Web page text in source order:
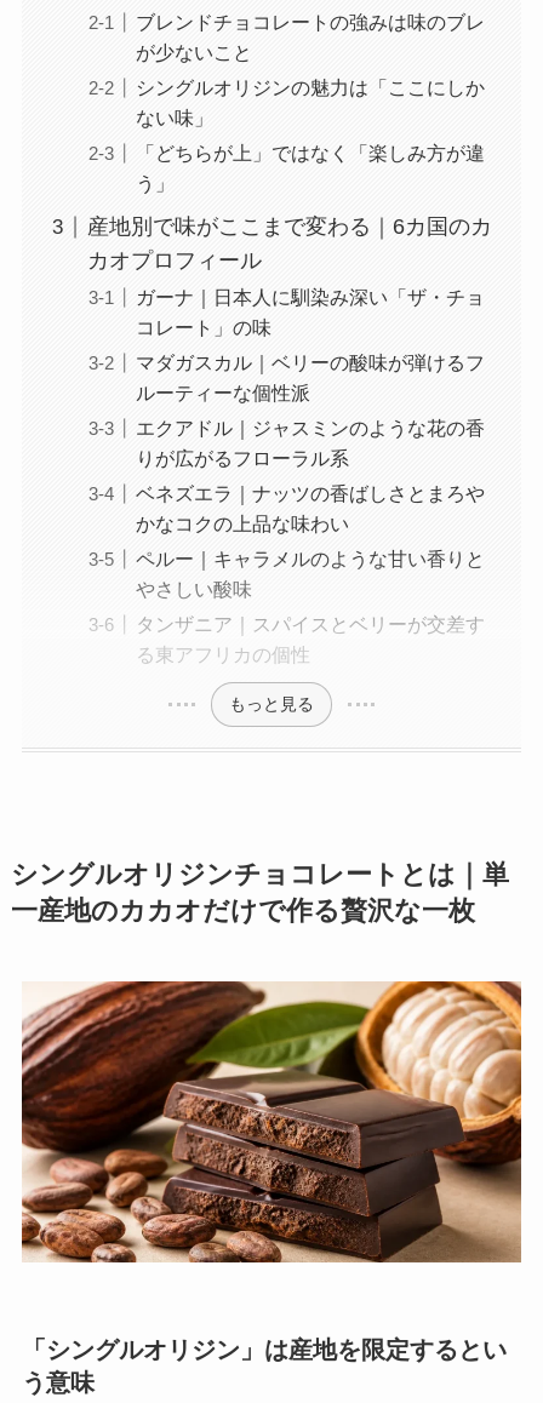
ブレンドチョコレートの強みは味のブレ
が少ないこと
シングルオリジンの魅力は「ここにしか
ない味」
「どちらが上」ではなく「楽しみ方が違
う」
産地別で味がここまで変わる｜6カ国のカ
カオプロフィール
ガーナ｜日本人に馴染み深い「ザ・チョ
コレート」の味
マダガスカル｜ベリーの酸味が弾けるフ
ルーティーな個性派
エクアドル｜ジャスミンのような花の香
りが広がるフローラル系
ベネズエラ｜ナッツの香ばしさとまろや
かなコクの上品な味わい
ペルー｜キャラメルのような甘い香りと
やさしい酸味
タンザニア｜スパイスとベリーが交差す
る東アフリカの個性
もっと見る
シングルオリジンチョコレートとは｜単
一産地のカカオだけで作る贅沢な一枚
「シングルオリジン」は産地を限定するとい
う意味